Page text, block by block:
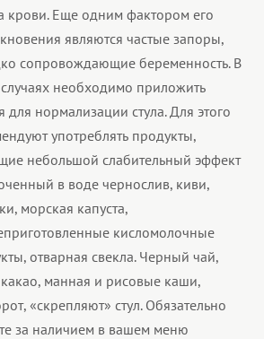
крови. Еще одним фактором его
являются частые запоры,
сопровождающие беременность. В
необходимо приложить
для нормализации стула. Для этого
употреблять продукты,
небольшой слабительный эффект
в воде чернослив, киви,
морская капуста,
кисломолочные
отварная свекла. Черный чай,
манная и рисовые каши,
«скрепляют» стул. Обязательно
за наличием в вашем меню